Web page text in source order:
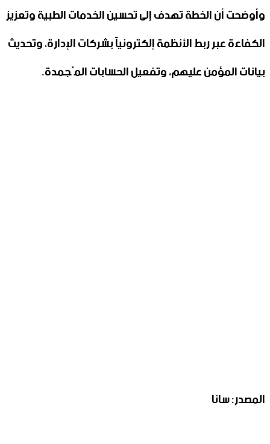
وأوضحت أن الخطة تهدف إلى تحسين الخدمات الطبية وتعزيز
‏الكفاءة ‏عبر ربط الأنظمة إلكترونياً بشركات الإدارة، وتحديث
بيانات المؤمن ‏عليهم، ‏وتفعيل الحسابات المُجمدة.‏
المصدر: سانا